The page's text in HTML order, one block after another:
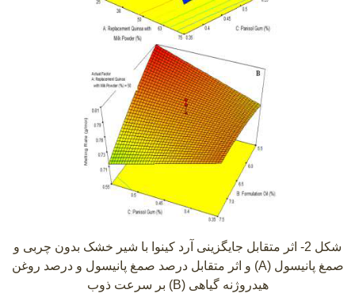
شکل 2- اثر متقابل جایگزینی آرد کینوا با شیر خشک بدون چربی و
صمغ پانیسول(A) و اثر متقابل درصد صمغ پانیسول و درصد روغن
هیدروژنه گیاهی(B) بر سرعت ذوب